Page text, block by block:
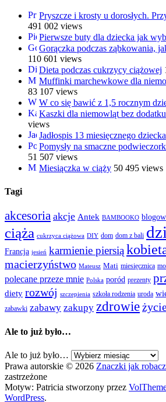
Pryszcze i krosty u dorosłych.
491 002 views
Pierwsze buty dla dziecka jak
Gorączka podczas ząbkowania,
110 601 views
Dieta podczas cukrzycy ciążowej
Muffinki marchewkowe dla
83 107 views
W co się bawić z 1,5 rocznym
Kaszki dla niemowląt bez
views
Jadłospis 13 miesięcznego dziecka
Pomysły na smaczne
51 507 views
Miesiączka w ciąży 50 495 views
Tagi
akcesoria akcje Antek BAMBOOKO
ciąża cukrzyca ciążowa DIY dom dom z bali
Francja jesień karmienie piersią
macierzyństwo Mateusz Mati miesięcznica
polecane przeze mnie Polska poród prezenty
diety rozwój szczepienia szkoła rodzenia uroda
zabawki zabawy zakupy zdrowie
Ale to już było…
Ale to już było…
Prawa autorskie © 2026 Znaczki jak
zastrzeżone
Motyw: Patricia stworzony przez
WordPress.